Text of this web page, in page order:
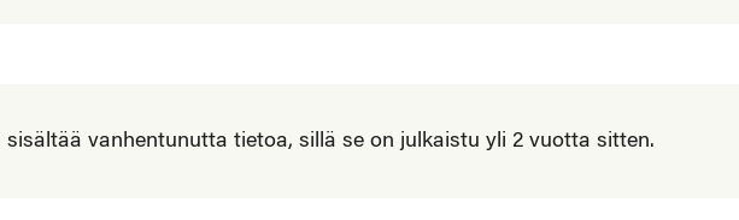
vanhentunutta tietoa, sillä se on julkaistu yli 2 vuotta sitten.